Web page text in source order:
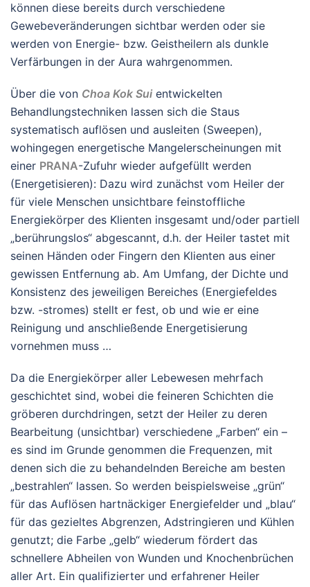
können diese bereits durch verschiedene
Gewebeveränderungen sichtbar werden oder sie
werden von Energie- bzw. Geistheilern als dunkle
Verfärbungen in der Aura wahrgenommen.
Über die von Choa Kok Suientwickelten
Behandlungstechniken lassen sich die Staus
systematisch auflösen und ausleiten (Sweepen),
wohingegen energetische Mangelerscheinungen mit
einer PRANA-Zufuhr wieder aufgefüllt werden
(Energetisieren): Dazu wird zunächst vom Heiler der
für viele Menschen unsichtbare feinstoffliche
Energiekörper des Klienten insgesamt und/oder partiell
„berührungslos“ abgescannt, d.h. der Heiler tastet mit
seinen Händen oder Fingern den Klienten aus einer
gewissen Entfernung ab. Am Umfang, der Dichte und
Konsistenz des jeweiligen Bereiches (Energiefeldes
bzw. -stromes) stellt er fest, ob und wie er eine
Reinigung und anschließende Energetisierung
vornehmen muss …
Da die Energiekörper aller Lebewesen mehrfach
geschichtet sind, wobei die feineren Schichten die
gröberen durchdringen, setzt der Heiler zu deren
Bearbeitung (unsichtbar) verschiedene „Farben“ ein –
es sind im Grunde genommen die Frequenzen, mit
denen sich die zu behandelnden Bereiche am besten
„bestrahlen“ lassen. So werden beispielsweise „grün“
für das Auflösen hartnäckiger Energiefelder und „blau“
für das gezieltes Abgrenzen, Adstringieren und Kühlen
genutzt; die Farbe „gelb“ wiederum fördert das
schnellere Abheilen von Wunden und Knochenbrüchen
aller Art. Ein qualifizierter und erfahrener Heiler